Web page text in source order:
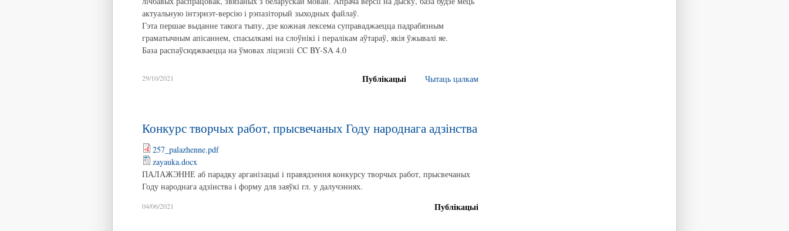
актуальную інтэрнэт-версію і рэпазіторый зыходных файлаў.
Гэта першае выданне такога тыпу, дзе кожная лексема суправаджаецца падрабязным
граматычным апісаннем, спасылкамі на слоўнікі і пералікам аўтараў, якія ўжывалі яе.
База распаўсюджваецца на ўмовах ліцэнзіі CC BY-SA 4.0
29/10/2021 Публікацыі Чытаць цалкам
Конкурс творчых работ, прысвечаных Году народнага адзінства
257_palazhenne.pdf
zayauka.docx
ПАЛАЖЭННЕ аб парадку арганізацыі і правядзення конкурсу творчых работ, прысвечаных
Году народнага адзінства і форму для заяўкі гл. у далучэннях.
04/06/2021 Публікацыі